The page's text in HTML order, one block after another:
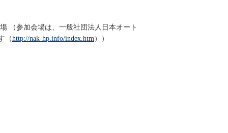
（参加会場は、一般社団法人日本オート
（http://nak-hp.info/index.htm ））